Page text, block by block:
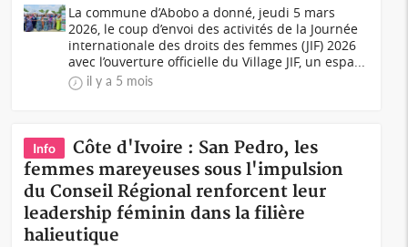
La commune d’Abobo a donné, jeudi 5 mars
2026, le coup d’envoi des activités de la Journée
internationale des droits des femmes (JIF) 2026
avec l’ouverture officielle du Village JIF, un espa...
il y a 5 mois
Info
Côte d'Ivoire : San Pedro, les
femmes mareyeuses sous l'impulsion
du Conseil Régional renforcent leur
leadership féminin dans la filière
halieutique